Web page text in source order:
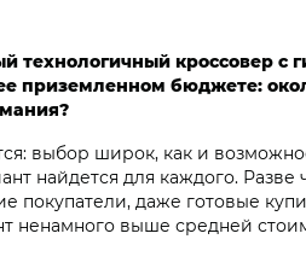
кроссовер с
приземленном бюджете:
выбор широк, как и
найдется для каждого.
покупатели, даже готовые
ненамного выше средней